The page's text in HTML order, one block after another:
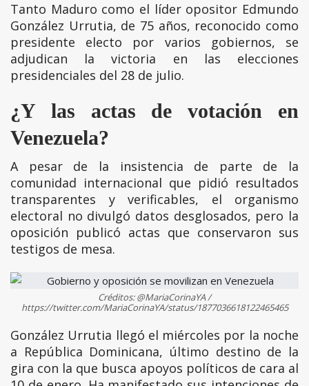
Tanto Maduro como el líder opositor Edmundo
González Urrutia, de 75 años, reconocido como
presidente electo por varios gobiernos, se
adjudican la victoria en las elecciones
presidenciales del 28 de julio.
¿Y las actas de votación en
Venezuela?
A pesar de la insistencia de parte de la
comunidad internacional que pidió resultados
transparentes y verificables, el organismo
electoral no divulgó datos desglosados, pero la
oposición publicó actas que conservaron sus
testigos de mesa.
Créditos: @MariaCorinaYA /
https://twitter.com/MariaCorinaYA/status/1877036618122465465
González Urrutia llegó el miércoles por la noche
a República Dominicana, último destino de la
gira con la que busca apoyos políticos de cara al